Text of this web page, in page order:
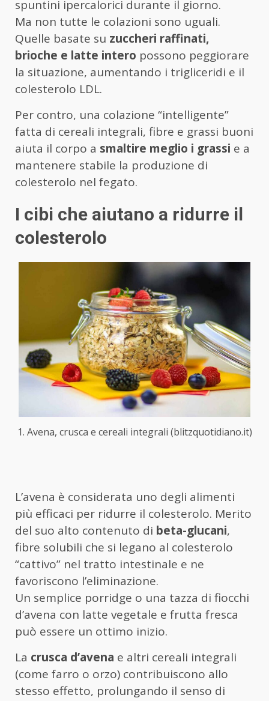
spuntini ipercalorici durante il giorno.
Ma non tutte le colazioni sono uguali.
Quelle basate su zuccheri raffinati,
brioche e latte intero possono peggiorare
la situazione, aumentando i trigliceridi e il
colesterolo LDL.
Per contro, una colazione “intelligente”
fatta di cereali integrali, fibre e grassi buoni
aiuta il corpo a smaltire meglio i grassi e a
mantenere stabile la produzione di
colesterolo nel fegato.
I cibi che aiutano a ridurre il
colesterolo
1. Avena, crusca e cereali integrali (blitzquotidiano.it)
L’avena è considerata uno degli alimenti
più efficaci per ridurre il colesterolo. Merito
del suo alto contenuto di beta-glucani,
fibre solubili che si legano al colesterolo
“cattivo” nel tratto intestinale e ne
favoriscono l’eliminazione.
Un semplice porridge o una tazza di fiocchi
d’avena con latte vegetale e frutta fresca
può essere un ottimo inizio.
La crusca d’avena e altri cereali integrali
(come farro o orzo) contribuiscono allo
stesso effetto, prolungando il senso di